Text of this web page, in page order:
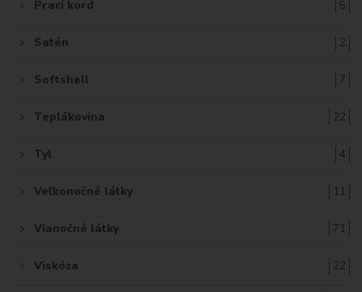
Prací kord 5
Satén 2
Softshell 7
Teplákovina 22
Tyl 4
Veľkonočné látky 11
Vianočné látky 71
Viskóza 22